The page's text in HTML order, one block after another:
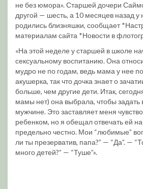
не без юмора». Старшей дочери
другой — шесть, а 10 месяцев назад у
родились близняшки, сообщает
материалам сайта *Новости в
«На этой неделе у старшей в школе
сексуальному воспитанию. Она
мудро не по годам, ведь мама у нее
акушерка, так что дочка знает о
больше, чем другие дети. Итак,
мамы нет) она выбрала, чтобы задать
мужчине. Это заставляет меня
ребенком, но я обещал отвечать ей
предельно честно. Мои “любимые”
ли ты презерватив, папа?” — “Да”. —
много детей?” — “Туше”».